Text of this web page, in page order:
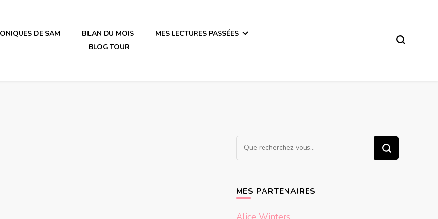
DE SAM BILAN DU MOIS
MES LECTURES PASSÉES
BLOG TOUR
Vous
recherchiez
MES PARTENAIRES